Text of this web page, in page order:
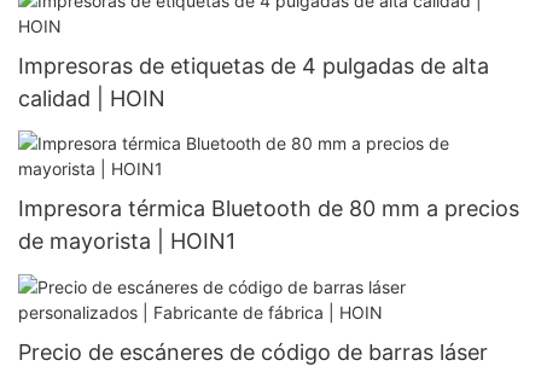
Impresoras de etiquetas de 4 pulgadas de alta
calidad | HOIN
Impresora térmica Bluetooth de 80 mm a precios
de mayorista | HOIN1
Precio de escáneres de código de barras láser